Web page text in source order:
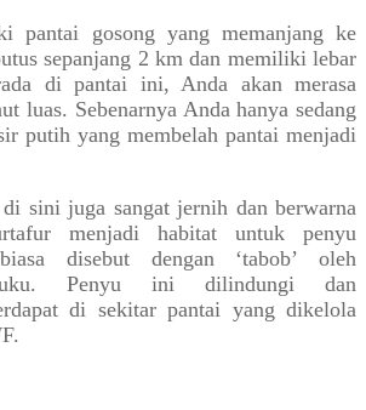
pantai gosong yang memanjang ke
sepanjang 2 km dan memiliki lebar
di pantai ini, Anda akan merasa
luas. Sebenarnya Anda hanya sedang
putih yang membelah pantai menjadi
sini juga sangat jernih dan berwarna
menjadi habitat untuk penyu
disebut dengan ‘tabob’ oleh
Penyu ini dilindungi dan
di sekitar pantai yang dikelola